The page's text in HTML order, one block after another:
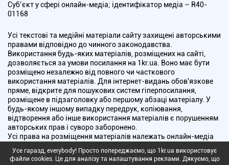
Cуб’єкт у сфері онлайн-медіа; ідентифікатор медіа – R40-
01168
Усі текстові та медійні матеріали сайту захищені авторськими
правами відповідно до чинного законодавства.
Використання будь-яких матеріалів, розміщених на сайті,
дозволяється за умови посилання на 1kr.ua. Воно має бути
розміщено незалежно від повного чи часткового
використання матеріалів. Для інтернет-видань обов'язкове
пряме, відкрите для пошукових систем гіперпосилання,
розміщене в підзаголовку або першому абзаці матеріалу. У
будь-якому іншому випадку передрук, копіювання,
відтворення або інше використання матеріалів є порушенням
авторських прав і суворо заборонено.
Усі права на розміщення матеріалів належать онлайн-медіа
радою України з питань телебачення і радіомовлення.
Усе гаразд, everybody! Просто попереджаємо, що 1kr.ua використовує
файли cookies. Це для аналізу та налаштування реклами. Дякуємо, що